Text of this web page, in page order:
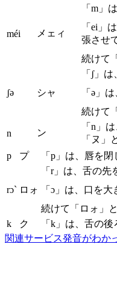
méi メェィ
「m」
「ei」
張させ
続けて
ʃə シャ
「ʃ」
「ə」
続けて
n ン
「n」
「ヌ」
p
プ 「p」は、唇を
rɔ` ロォ
「r」は、舌の
「ɔ」は、口を
続けて「ロォ」と
k
ク
「k」は、舌の
関連サービス発音がわか